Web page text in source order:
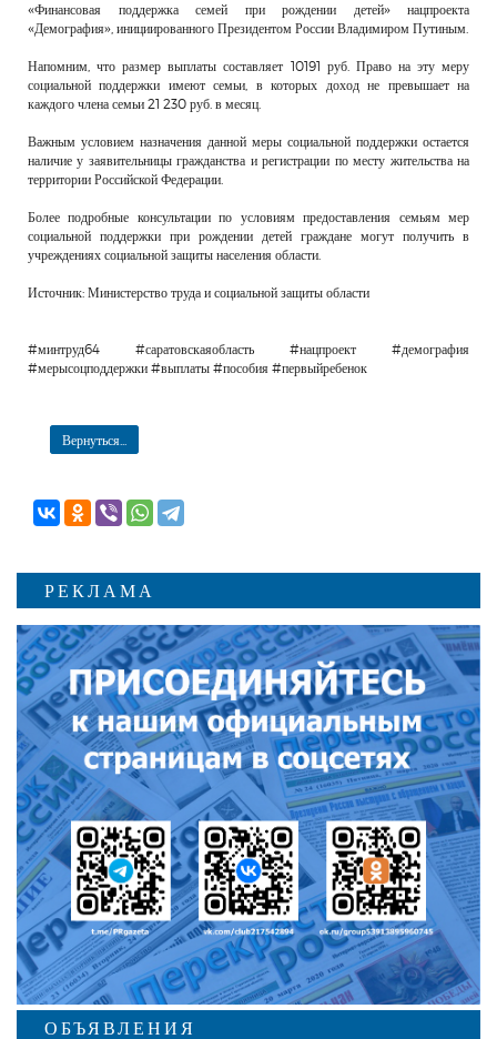
«Финансовая поддержка семей при рождении детей» нацпроекта
«Демография», инициированного Президентом России Владимиром Путиным.
Напомним, что размер выплаты составляет 10191 руб. Право на эту меру
социальной поддержки имеют семьи, в которых доход не превышает на
каждого члена семьи 21 230 руб. в месяц.
Важным условием назначения данной меры социальной поддержки остается
наличие у заявительницы гражданства и регистрации по месту жительства на
территории Российской Федерации.
Более подробные консультации по условиям предоставления семьям мер
социальной поддержки при рождении детей граждане могут получить в
учреждениях социальной защиты населения области.
Источник: Министерство труда и социальной защиты области
#минтруд64 #саратовскаяобласть #нацпроект #демография
#мерысоцподдержки #выплаты #пособия #первыйребенок
Вернуться...
РЕКЛАМА
ОБЪЯВЛЕНИЯ